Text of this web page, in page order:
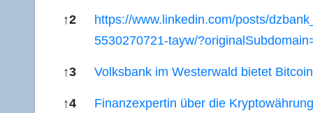
↑2
https://www.linkedin.com/posts/
5530270721-tayw/
↑3 Volks­bank im Wes­ter­wald bie­tet
↑4
Finanz­ex­per­tin über die